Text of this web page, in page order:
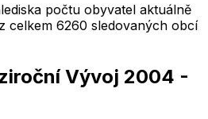
počtu obyvatel aktuálně
celkem 6260 sledovaných obcí
Vývoj 2004 -